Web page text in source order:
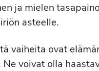
ja mielen
asteelle.
vaiheita ovat
voivat olla